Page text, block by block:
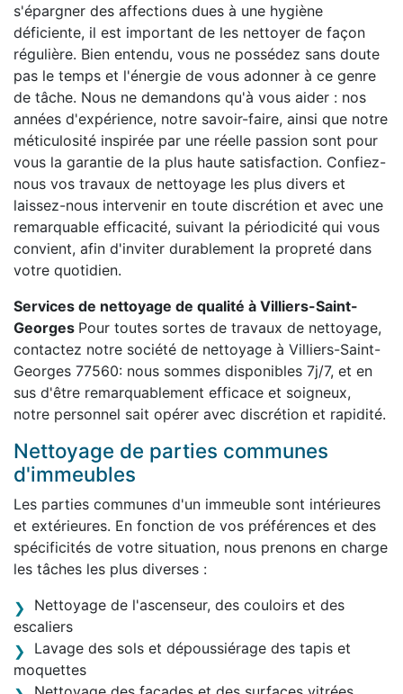
s'épargner des affections dues à une hygiène
déficiente, il est important de les nettoyer de façon
régulière. Bien entendu, vous ne possédez sans doute
pas le temps et l'énergie de vous adonner à ce genre
de tâche. Nous ne demandons qu'à vous aider : nos
années d'expérience, notre savoir-faire, ainsi que notre
méticulosité inspirée par une réelle passion sont pour
vous la garantie de la plus haute satisfaction. Confiez-
nous vos travaux de nettoyage les plus divers et
laissez-nous intervenir en toute discrétion et avec une
remarquable efficacité, suivant la périodicité qui vous
convient, afin d'inviter durablement la propreté dans
votre quotidien.
Services de nettoyage de qualité à Villiers-Saint-
Georges Pour toutes sortes de travaux de nettoyage,
contactez notre société de nettoyage à Villiers-Saint-
Georges 77560: nous sommes disponibles 7j/7, et en
sus d'être remarquablement efficace et soigneux,
notre personnel sait opérer avec discrétion et rapidité.
Nettoyage de parties communes
d'immeubles
Les parties communes d'un immeuble sont intérieures
et extérieures. En fonction de vos préférences et des
spécificités de votre situation, nous prenons en charge
les tâches les plus diverses :
Nettoyage de l'ascenseur, des couloirs et des
escaliers
Lavage des sols et dépoussiérage des tapis et
moquettes